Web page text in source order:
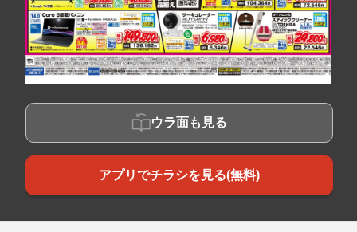
ウラ面も見る
アプリでチラシを見る(無料)